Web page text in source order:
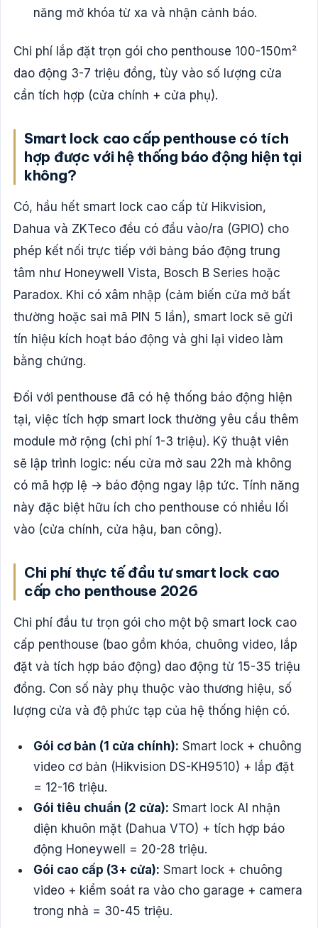
năng mở khóa từ xa và nhận cảnh báo.
Chi phí lắp đặt trọn gói cho penthouse 100-150m²
dao động 3-7 triệu đồng, tùy vào số lượng cửa
cần tích hợp (cửa chính + cửa phụ).
Smart lock cao cấp penthouse có tích
hợp được với hệ thống báo động hiện tại
không?
Có, hầu hết smart lock cao cấp từ Hikvision,
Dahua và ZKTeco đều có đầu vào/ra (GPIO) cho
phép kết nối trực tiếp với bảng báo động trung
tâm như Honeywell Vista, Bosch B Series hoặc
Paradox. Khi có xâm nhập (cảm biến cửa mở bất
thường hoặc sai mã PIN 5 lần), smart lock sẽ gửi
tín hiệu kích hoạt báo động và ghi lại video làm
bằng chứng.
Đối với penthouse đã có hệ thống báo động hiện
tại, việc tích hợp smart lock thường yêu cầu thêm
module mở rộng (chi phí 1-3 triệu). Kỹ thuật viên
sẽ lập trình logic: nếu cửa mở sau 22h mà không
có mã hợp lệ → báo động ngay lập tức. Tính năng
này đặc biệt hữu ích cho penthouse có nhiều lối
vào (cửa chính, cửa hậu, ban công).
Chi phí thực tế đầu tư smart lock cao
cấp cho penthouse 2026
Chi phí đầu tư trọn gói cho một bộ smart lock cao
cấp penthouse (bao gồm khóa, chuông video, lắp
đặt và tích hợp báo động) dao động từ 15-35 triệu
đồng. Con số này phụ thuộc vào thương hiệu, số
lượng cửa và độ phức tạp của hệ thống hiện có.
Gói cơ bản (1 cửa chính): Smart lock + chuông
video cơ bản (Hikvision DS-KH9510) + lắp đặt
= 12-16 triệu.
Gói tiêu chuẩn (2 cửa): Smart lock AI nhận
diện khuôn mặt (Dahua VTO) + tích hợp báo
động Honeywell = 20-28 triệu.
Gói cao cấp (3+ cửa): Smart lock + chuông
video + kiểm soát ra vào cho garage + camera
trong nhà = 30-45 triệu.